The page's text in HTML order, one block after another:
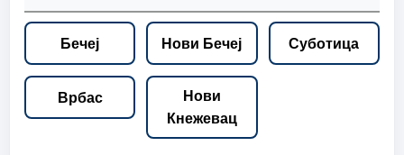
Бечеј Нови Бечеј Суботица
Врбас
Нови
Кнежевац